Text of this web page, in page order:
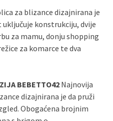
Jednokratno
Jednokratno
Jednokratno
za blizance dizajnirana je
konstrukciju, dvije
za mamu, donju shopping
za komarce te dva
BEBETTO42Najnovija
dizajnirana je da pruži
Obogaćena brojnim